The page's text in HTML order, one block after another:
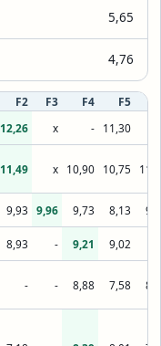
5,65
4,76
F2 F3 F4 F5
12,26 x - 11,30
11,49 x 10,90 10,75
9,93 9,96 9,73 8,13
8,93 - 9,21 9,02
- - 8,88 7,58